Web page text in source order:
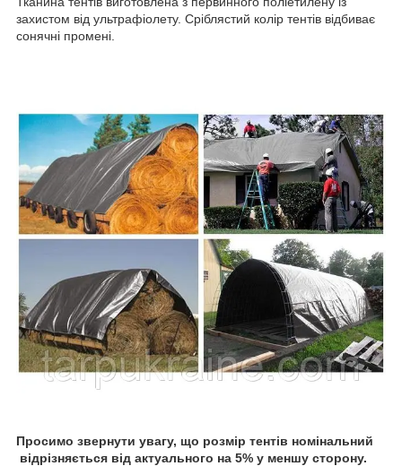
захистом від ультрафіолету. Сріблястий колір тентів відбиває
сонячні промені.
Просимо звернути увагу, що розмір тентів номінальний
відрізняється від актуального на 5% у меншу сторону.